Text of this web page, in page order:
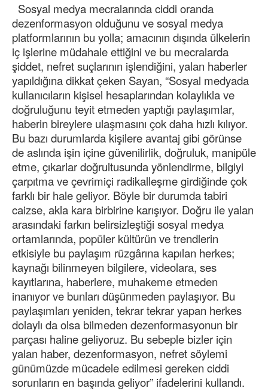
Sosyal medya mecralarında ciddi oranda
dezenformasyon olduğunu ve sosyal medya
platformlarının bu yolla; amacının dışında ülkelerin
iç işlerine müdahale ettiğini ve bu mecralarda
şiddet, nefret suçlarının işlendiğini, yalan haberler
yapıldığına dikkat çeken Sayan, “Sosyal medyada
kullanıcıların kişisel hesaplarından kolaylıkla ve
doğruluğunu teyit etmeden yaptığı paylaşımlar,
haberin bireylere ulaşmasını çok daha hızlı kılıyor.
Bu bazı durumlarda kişilere avantaj gibi görünse
de aslında işin içine güvenilirlik, doğruluk, manipüle
etme, çıkarlar doğrultusunda yönlendirme, bilgiyi
çarpıtma ve çevrimiçi radikalleşme girdiğinde çok
farklı bir hale geliyor. Böyle bir durumda tabiri
caizse, akla kara birbirine karışıyor. Doğru ile yalan
arasındaki farkın belirsizleştiği sosyal medya
ortamlarında, popüler kültürün ve trendlerin
etkisiyle bu paylaşım rüzgârına kapılan herkes;
kaynağı bilinmeyen bilgilere, videolara, ses
kayıtlarına, haberlere, muhakeme etmeden
inanıyor ve bunları düşünmeden paylaşıyor. Bu
paylaşımları yeniden, tekrar tekrar yapan herkes
dolaylı da olsa bilmeden dezenformasyonun bir
parçası haline geliyoruz. Bu sebeple bizler için
yalan haber, dezenformasyon, nefret söylemi
günümüzde mücadele edilmesi gereken ciddi
sorunların en başında geliyor” ifadelerini kullandı.